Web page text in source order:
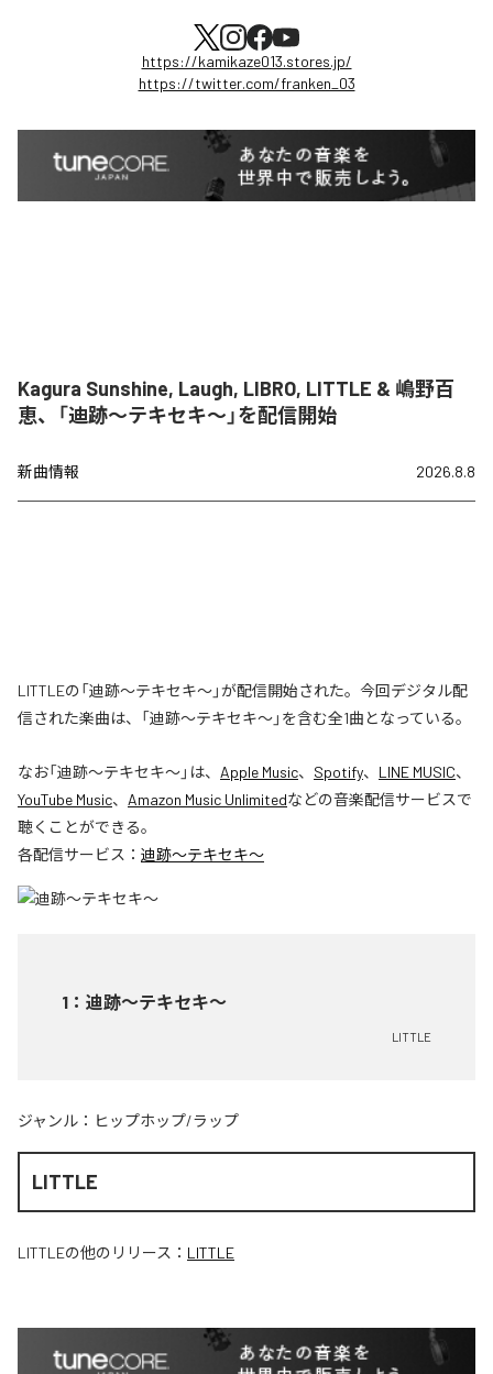
https://kamikaze013.stores.jp/
https://twitter.com/franken_03
Kagura Sunshine, Laugh, LIBRO, LITTLE & 嶋野百
恵、「迪跡〜テキセキ〜」を配信開始
新曲情報 2026.8.8
LITTLEの「迪跡〜テキセキ〜」が配信開始された。今回デジタル配
信された楽曲は、「迪跡〜テキセキ〜」を含む全1曲となっている。
なお「迪跡〜テキセキ〜」は、 Apple Music、 Spotify、 LINE MUSIC、
YouTube Music、 Amazon Music Unlimitedなどの音楽配信サービスで
聴くことができる。
各配信サービス： 迪跡〜テキセキ〜
1 ： 迪跡〜テキセキ〜
LITTLE
ジャンル： ヒップホップ/ラップ
LITTLE
LITTLEの他のリリース： LITTLE